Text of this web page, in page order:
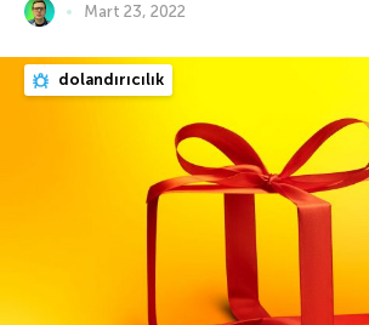
Mart 23, 2022
dolandırıcılık